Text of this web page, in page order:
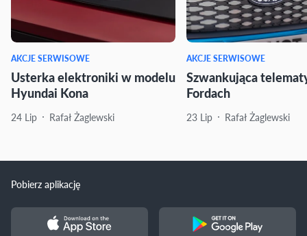
AKCJE SERWISOWE
Usterka elektroniki w modelu
Hyundai Kona
24 Lip Rafał Żaglewski
AKCJE SERWISOWE
Szwankująca
Fordach
23 Lip Rafał Żaglewski
Pobierz aplikację